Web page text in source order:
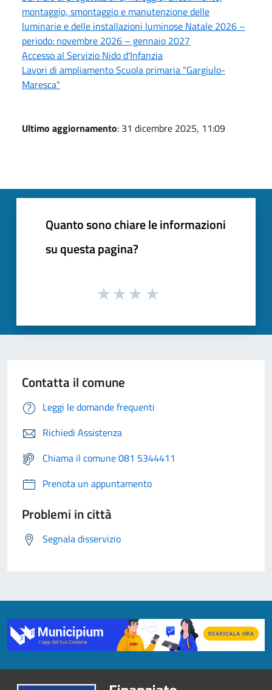
montaggio, smontaggio e manutenzione delle
luminarie e delle installazioni luminose Natale 2026 –
periodo: novembre 2026 – gennaio 2027
Accesso al Servizio Nido d'Infanzia
Lavori di ampliamento Scuola primaria "Gargiulo-
Maresca"
Ultimo aggiornamento: 31 dicembre 2025, 11:09
Quanto sono chiare le informazioni
su questa pagina?
Contatta il comune
Leggi le domande frequenti
Richiedi Assistenza
Chiama il comune 081 5344411
Prenota un appuntamento
Problemi in città
Segnala disservizio